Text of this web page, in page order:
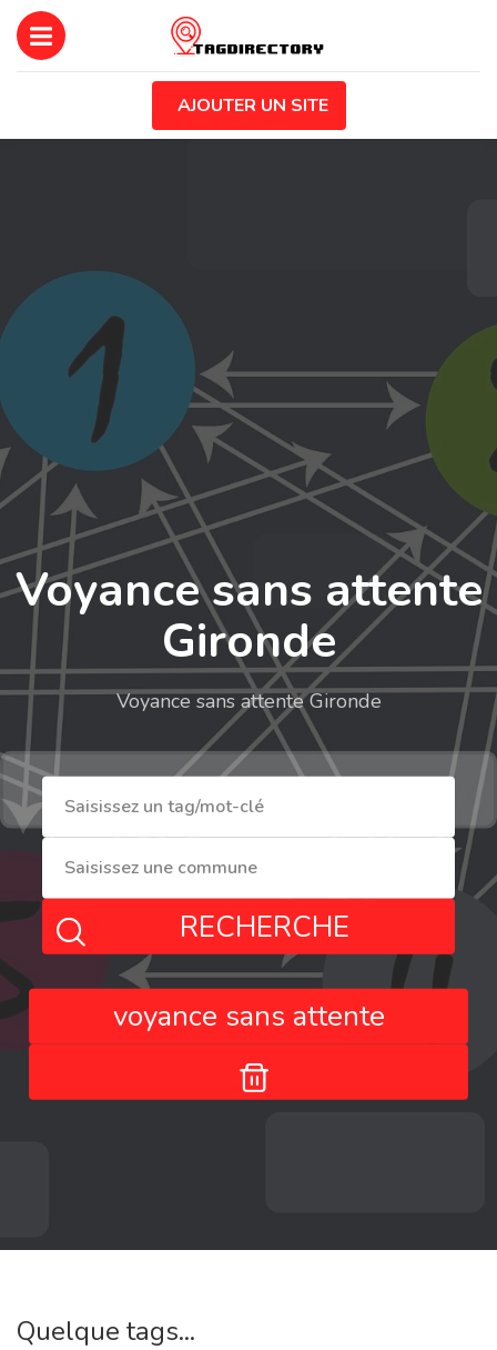
AJOUTER UN SITE
Voyance sans attente
Gironde
Voyance sans attente Gironde
RECHERCHE
voyance sans attente
Quelque tags...